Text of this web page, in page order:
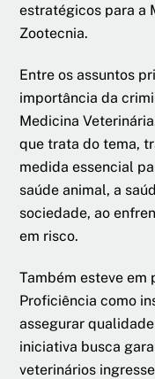
estratégicos para a
Zootecnia.
Entre os assuntos
importância da
Medicina
que trata do tema,
medida essencial
saúde animal, a
sociedade, ao
em risco.
Também esteve em
Proficiência como
assegurar
iniciativa busca
veterinários